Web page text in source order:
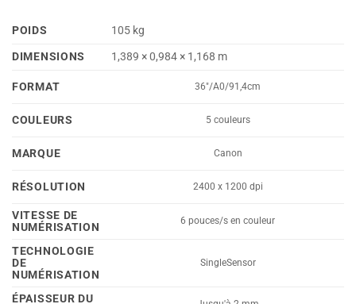
POIDS
105 kg
DIMENSIONS
1,389 × 0,984 × 1,168 m
FORMAT 36"/A0/91,4cm
COULEURS 5 couleurs
MARQUE Canon
RÉSOLUTION 2400 x 1200 dpi
VITESSE DE
NUMÉRISATION
6 pouces/s en couleur
TECHNOLOGIE
DE
NUMÉRISATION
SingleSensor
ÉPAISSEUR DU